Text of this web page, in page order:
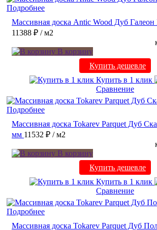
Подробнее
Массивная доска Antic Wood Дуб
11388 ₽ / м2
В корзину
Купить дешевле
Купить в 1 клик
Сравнение
Подробнее
Массивная доска Tokarev Parquet Дуб
мм 11532 ₽ / м2
В корзину
Купить дешевле
Купить в 1 клик
Сравнение
Подробнее
Массивная доска Tokarev Parquet Дуб